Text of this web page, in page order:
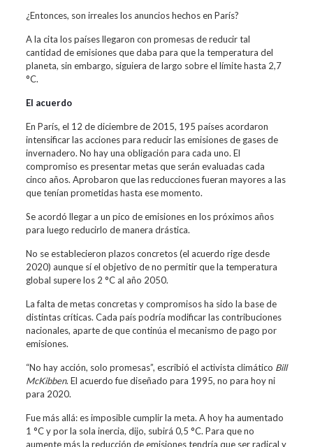
¿Entonces, son irreales los anuncios hechos en París?
A la cita los países llegaron con promesas de reducir tal
cantidad de emisiones que daba para que la temperatura del
planeta, sin embargo, siguiera de largo sobre el límite hasta 2,7
°C.
El acuerdo
En París, el 12 de diciembre de 2015, 195 países acordaron
intensificar las acciones para reducir las emisiones de gases de
invernadero. No hay una obligación para cada uno. El
compromiso es presentar metas que serán evaluadas cada
cinco años. Aprobaron que las reducciones fueran mayores a las
que tenían prometidas hasta ese momento.
Se acordó llegar a un pico de emisiones en los próximos años
para luego reducirlo de manera drástica.
No se establecieron plazos concretos (el acuerdo rige desde
2020) aunque sí el objetivo de no permitir que la temperatura
global supere los 2 °C al año 2050.
La falta de metas concretas y compromisos ha sido la base de
distintas críticas. Cada país podría modificar las contribuciones
nacionales, aparte de que continúa el mecanismo de pago por
emisiones.
“No hay acción, solo promesas”, escribió el activista climático Bill
McKibben. El acuerdo fue diseñado para 1995, no para hoy ni
para 2020.
Fue más allá: es imposible cumplir la meta. A hoy ha aumentado
1 °C y por la sola inercia, dijo, subirá 0,5 °C. Para que no
aumente más la reducción de emisiones tendría que ser radical y